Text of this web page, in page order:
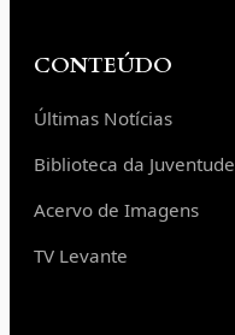
CONTEÚDO
Últimas Notícias
Biblioteca da Juventude
Acervo de Imagens
TV Levante